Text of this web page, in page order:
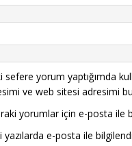
sefere yorum yaptığımda
ve web sitesi adresimi bu
yorumlar için e-posta ile
yazılarda e-posta ile